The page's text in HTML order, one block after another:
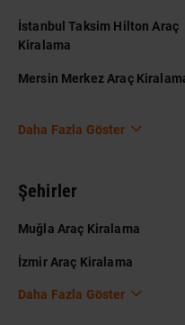
İstanbul Taksim Hilton Araç
Kiralama
Mersin Merkez Araç
Daha Fazla Göster
Şehirler
Muğla Araç Kiralama
İzmir Araç Kiralama
Daha Fazla Göster